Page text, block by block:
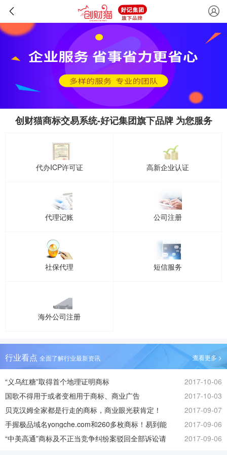
创财猫商标交易系统-好记集团旗下品牌 为您服务
代办ICP许可证 高新企业认证
代理记账 公司注册
社保代理 短信服务
海外公司注册
行业看点 全面了解行业最新资讯 查看更多 >
“义乌红糖”取得首个地理证明商标
2017-10-06
国歌不得用于或者变相用于商标、商业广告
2017-10-03
贝克汉姆全家都是行走的商标，商业眼光获肯定！
2017-09-07
手握极品域名yongche.com和260多枚商标！易到能
否起死回生？
2017-09-06
“中美高通”商标及不正当竞争纠纷案驳回全部诉讼请
2017-09-06